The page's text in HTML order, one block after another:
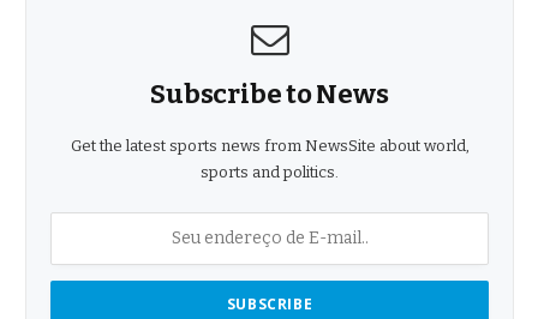
Subscribe to News
Get the latest sports news from NewsSite about world,
sports and politics.